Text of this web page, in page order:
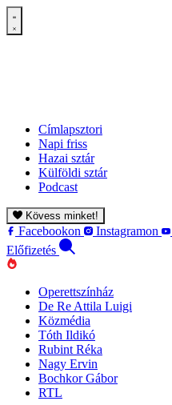
Címlapsztori
Napi friss
Hazai sztár
Külföldi sztár
Podcast
Kövess minket!
Facebookon Instagramon
Előfizetés
Operettszínház
De Re Attila Luigi
Közmédia
Tóth Ildikó
Rubint Réka
Nagy Ervin
Bochkor Gábor
RTL